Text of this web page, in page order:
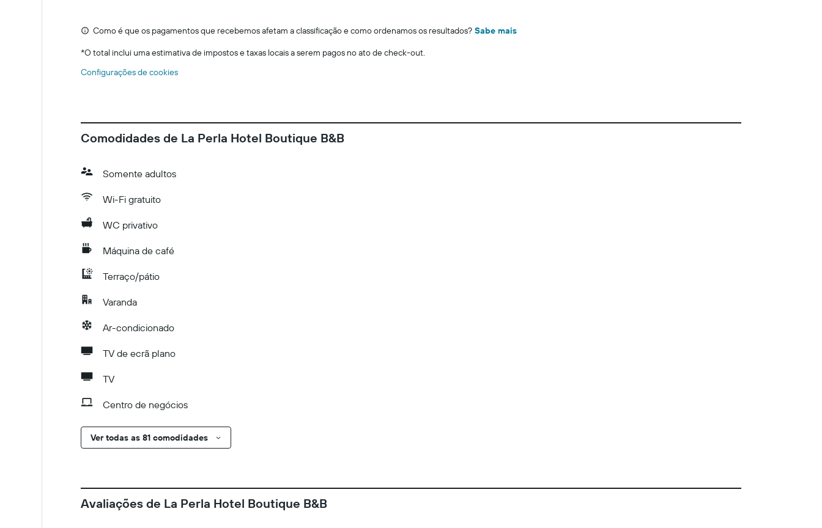
Como é que os pagamentos que recebemos afetam a classificação e como ordenamos os resultados? Sabe mais
*O total inclui uma estimativa de impostos e taxas locais a serem pagos no ato de check-out.
Configurações de cookies
Comodidades de La Perla Hotel Boutique B&B
Somente adultos
Wi-Fi gratuito
WC privativo
Máquina de café
Terraço/pátio
Varanda
Ar-condicionado
TV de ecrã plano
TV
Centro de negócios
Ver todas as 81 comodidades
Avaliações de La Perla Hotel Boutique B&B